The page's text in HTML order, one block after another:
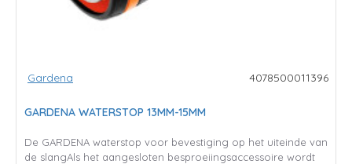
Gardena 4078500011396
GARDENA WATERSTOP 13MM-15MM
De GARDENA waterstop voor bevestiging op het uiteinde van
de slangAls het aangesloten besproeiingsaccessoire wordt